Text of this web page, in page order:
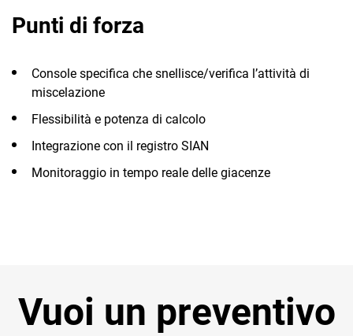
Punti di forza
Console specifica che snellisce/verifica l’attività di
miscelazione
Flessibilità e potenza di calcolo
Integrazione con il registro SIAN
Monitoraggio in tempo reale delle giacenze
Vuoi un preventivo